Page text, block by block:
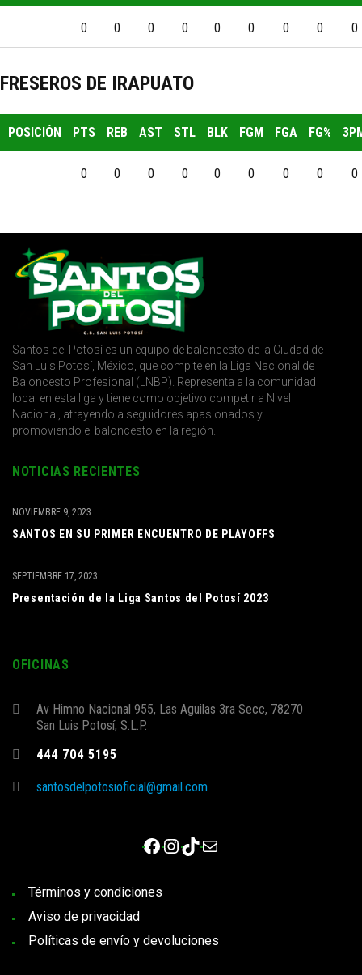
0 0 0 0 0 0 0 0 0
FRESEROS DE IRAPUATO
POSICIÓN PTS REB AST STL BLK FGM FGA FG%
0 0 0 0 0 0 0 0 0
Santos del Potosí es un equipo de baloncesto de la Ciudad de
San Luis Potosí, México, que compite en la Liga Nacional de
Baloncesto Profesional (LNBP). Representa a la comunidad
local en esta liga y tiene como objetivo competir a Nivel
Nacional, atrayendo a seguidores apasionados y
promoviendo el baloncesto en la región.
NOTICIAS RECIENTES
SANTOS EN SU PRIMER ENCUENTRO DE PLAYOFFS
NOVIEMBRE 9, 2023
Presentación de la Liga Santos del Potosí 2023
SEPTIEMBRE 17, 2023
OFICINAS
Av Himno Nacional 955, Las Aguilas 3ra Secc, 78270
San Luis Potosí, S.L.P.
444 704 5195
santosdelpotosioficial@gmail.com
Facebook
Instagram
TikTok
Correo electrónico
Términos y condiciones
Aviso de privacidad
Políticas de envío y devoluciones